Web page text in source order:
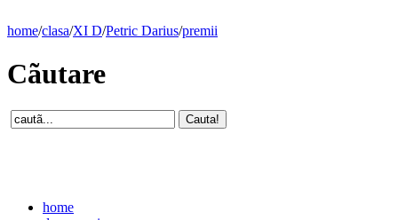
home/clasa/XI D/Petric Darius/premii
Cãutare
home